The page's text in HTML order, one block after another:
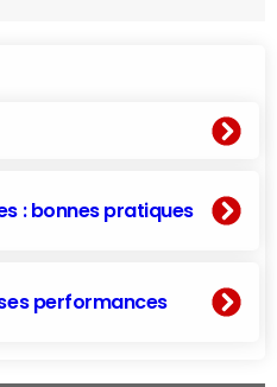
: bonnes pratiques
performances